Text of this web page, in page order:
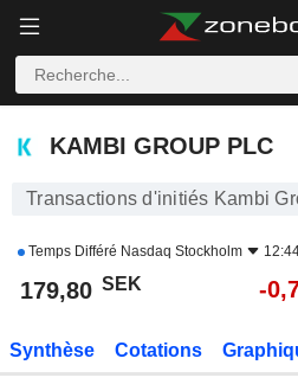
KAMBI GROUP PLC
KAMBI GROUP PLC
Transactions d'initiés Kambi
Temps Différé Nasdaq Stockholm
179,80 SEK -
Synthèse Cotations